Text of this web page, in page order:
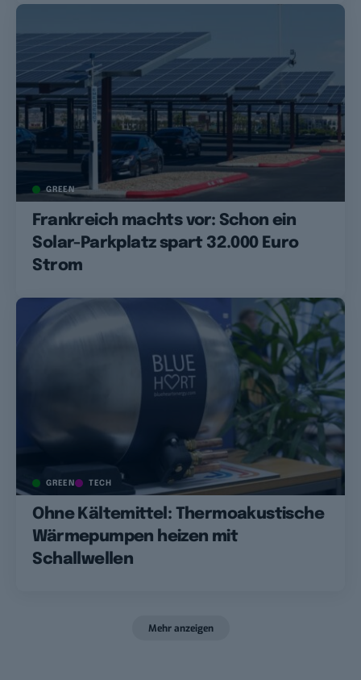
GREEN
Frankreich machts vor: Schon ein
Solar-Parkplatz spart 32.000 Euro
Strom
GREEN TECH
Ohne Kältemittel: Thermoakustische
Wärmepumpen heizen mit
Schallwellen
Mehr anzeigen